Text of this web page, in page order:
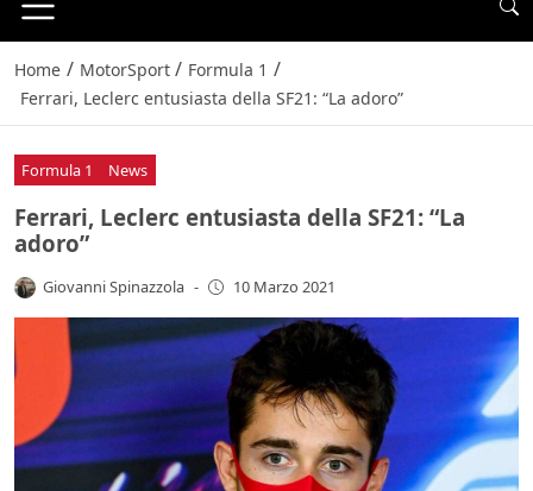
Home / MotorSport / Formula 1 /
Ferrari, Leclerc entusiasta della SF21: “La adoro”
Formula 1 News
Ferrari, Leclerc entusiasta della SF21: “La
adoro”
Giovanni Spinazzola - 10 Marzo 2021